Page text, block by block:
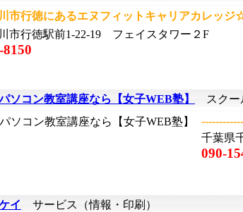
市行徳にあるエヌフィットキャリアカレッ
市行徳駅前1-22-19 フェイスタワー２F
8150
ソコン教室講座なら【女子WEB塾】
スクー
千葉県
090-
イ
サービス（情報・印刷）